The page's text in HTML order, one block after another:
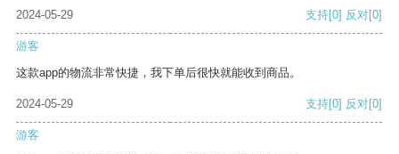
2024-05-29
支持[0] 反对[0]
游客
这款app的物流非常快捷，我下单后很快就能收到商品。
2024-05-29 支持[0] 反对[0]
游客